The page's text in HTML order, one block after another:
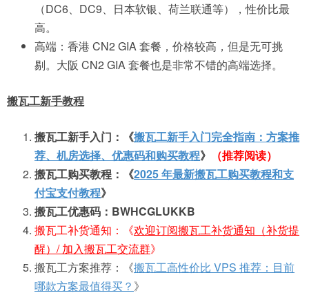
（DC6、DC9、日本软银、荷兰联通等），性价比最
高。
高端：香港 CN2 GIA 套餐，价格较高，但是无可挑
剔。大阪 CN2 GIA 套餐也是非常不错的高端选择。
搬瓦工新手教程
搬瓦工新手入门：《搬瓦工新手入门完全指南：方案推
荐、机房选择、优惠码和购买教程》
（推荐阅读）
搬瓦工购买教程：《2025 年最新搬瓦工购买教程和支
付宝支付教程》
搬瓦工优惠码：BWHCGLUKKB
搬瓦工补货通知：《欢迎订阅搬瓦工补货通知（补货提
醒）/ 加入搬瓦工交流群》
搬瓦工方案推荐：《搬瓦工高性价比 VPS 推荐：目前
哪款方案最值得买？ 》